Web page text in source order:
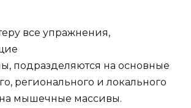
все упражнения,
подразделяются на основные
регионального и локального
мышечные массивы.